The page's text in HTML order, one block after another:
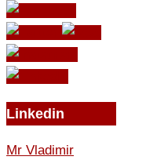
Linkedin
Mr Vladimir